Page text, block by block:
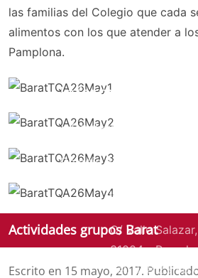
las familias del Colegio que cada
alimentos con los que atender a
Pamplona.
Actividades grupos Barat
Escrito en 15 mayo, 2017.
Información de
Fundación Educativa
Colegio Sagrado
Infantil y
C/ Valle
31004 -
Tel. 948 23 50